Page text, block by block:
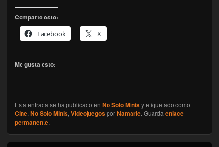
Comparte esto:
Facebook
X
Me gusta esto:
Esta entrada se ha publicado en No Solo Minisy etiquetado como
Cine, No Solo Minis, VideojuegosporNamarie. Guarda enlace
permanente.